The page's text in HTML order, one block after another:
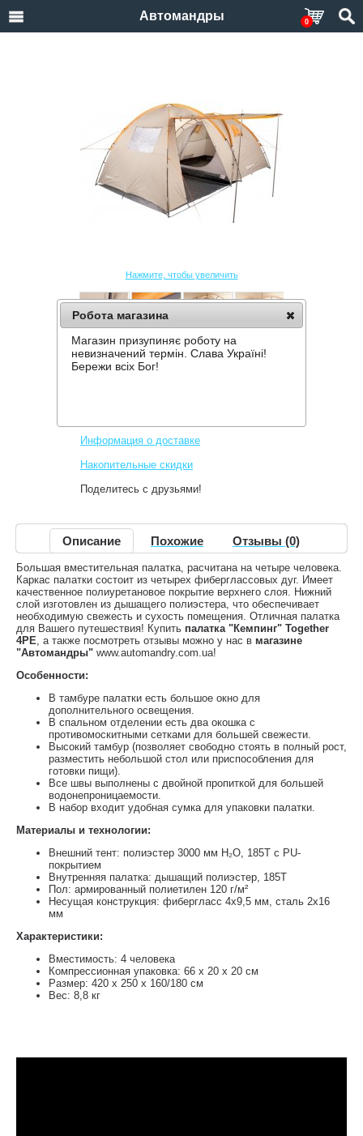
Автомандры 0
Нажмите, чтобы увеличить
ПАЛАТКА "КЕМПИНГ" TOGETHER 4PE
Информация о доставке
Накопительные скидки
Поделитесь с друзьями!
Описание Похожие Отзывы (0)
Большая вместительная палатка, расчитана на четыре человека.
Каркас палатки состоит из четырех фиберглассовых дуг. Имеет
качественное полиуретановое покрытие верхнего слоя. Нижний
слой изготовлен из дышащего полиэстера, что обеспечивает
необходимую свежесть и сухость помещения. Отличная палатка
для Вашего путешествия! Купить палатка "Кемпинг" Together
4PE, а также посмотреть отзывы можно у нас в магазине
"Автомандры" www.automandry.com.ua!
Особенности:
В тамбуре палатки есть большое окно для
дополнительного освещения.
В спальном отделении есть два окошка с
противомоскитными сетками для большей свежести.
Высокий тамбур (позволяет свободно стоять в полный рост,
разместить небольшой стол или приспособления для
готовки пищи).
Все швы выполнены с двойной пропиткой для большей
водонепроницаемости.
В набор входит удобная сумка для упаковки палатки.
Материалы и технологии:
Внешний тент: полиэстер 3000 мм H₂O, 185T с PU-
покрытием
Внутренняя палатка: дышащий полиэстер, 185T
Пол: армированный полиетилен 120 г/м²
Несущая конструкция: фибергласс 4х9,5 мм, сталь 2х16
мм
Характеристики:
Вместимость: 4 человека
Компрессионная упаковка: 66 х 20 х 20 см
Размер: 420 х 250 х 160/180 см
Вес: 8,8 кг
Робота магазина
Магазин призупиняє роботу на
невизначений термін. Слава Україні!
Бережи всіх Бог!